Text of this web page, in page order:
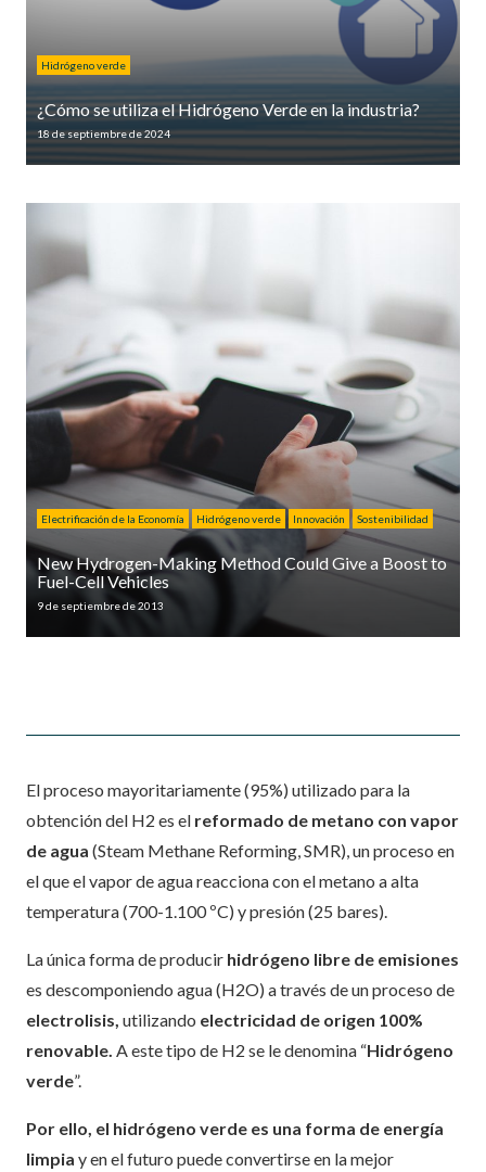
Hidrógeno verde
¿Cómo se utiliza el Hidrógeno Verde en la industria?
18 de septiembre de 2024
Electrificación de la Economía Hidrógeno verde Innovación Sostenibilidad
New Hydrogen-Making Method Could Give a Boost to
Fuel-Cell Vehicles
9 de septiembre de 2013
El proceso mayoritariamente (95%) utilizado para la
obtención del H2 es el reformado de metano con vapor
de agua (Steam Methane Reforming, SMR), un proceso en
el que el vapor de agua reacciona con el metano a alta
temperatura (700-1.100 ºC) y presión (25 bares).
La única forma de producir hidrógeno libre de emisiones
es descomponiendo agua (H2O) a través de un proceso de
electrolisis, utilizando electricidad de origen 100%
renovable. A este tipo de H2 se le denomina “Hidrógeno
verde”.
Por ello, el hidrógeno verde es una forma de energía
limpia y en el futuro puede convertirse en la mejor